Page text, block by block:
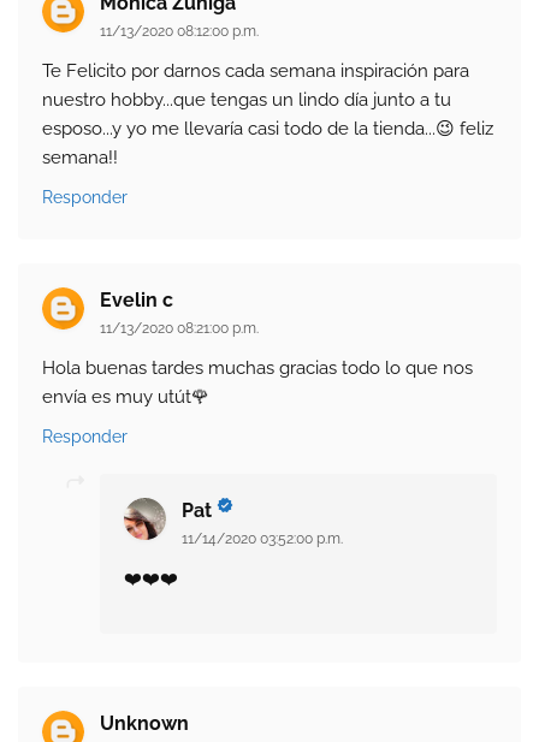
11/13/2020 08:12:00 p.m.
Te Felicito por darnos cada semana inspiración para
nuestro hobby...que tengas un lindo día junto a tu
esposo...y yo me llevaría casi todo de la tienda...😉 feliz
semana!!
Responder
Evelin c
11/13/2020 08:21:00 p.m.
Hola buenas tardes muchas gracias todo lo que nos
envía es muy utút🌹
Responder
Pat
11/14/2020 03:52:00 p.m.
❤️❤️❤️
Unknown